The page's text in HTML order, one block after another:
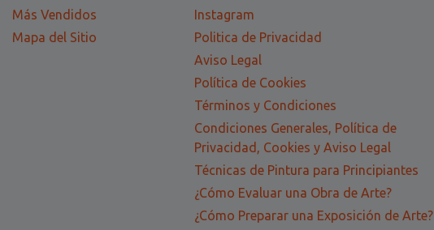
Más Vendidos
Mapa del Sitio
Instagram
Politica de Privacidad
Aviso Legal
Política de Cookies
Términos y Condiciones
Condiciones Generales, Política de
Privacidad, Cookies y Aviso Legal
Técnicas de Pintura para Principiantes
¿Cómo Evaluar una Obra de Arte?
¿Cómo Preparar una Exposición de Arte?